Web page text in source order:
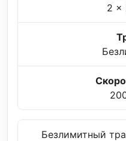
2 x
Безлимитный